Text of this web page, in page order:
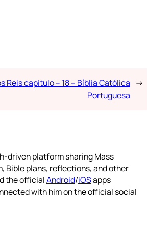
Reis capitulo – 18 – Bíblia Católica
Portuguesa
→
driven platform sharing Mass
Bible plans, reflections, and other
the officialAndroid/iOSapps
with him on the official social